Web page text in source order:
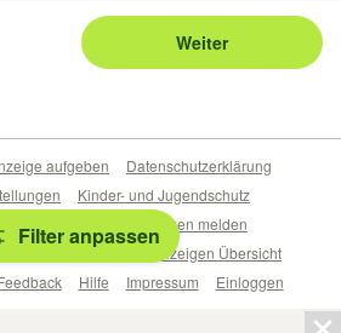
Weiter
Filter anpassen
aufgeben
Datenschutzerklärung
Kinder- und Jugendschutz
Sicherheitslücken melden
Beliebte Suchen
Anzeigen Übersicht
Hilfe Impressum Einloggen